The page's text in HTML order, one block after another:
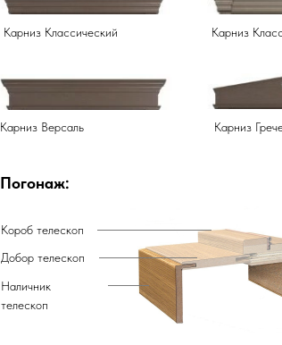
Наличник
телескоп
Добор телескоп
Короб телескоп
Карниз
Карниз Версаль
Карниз
Карниз Классический
Погонаж: